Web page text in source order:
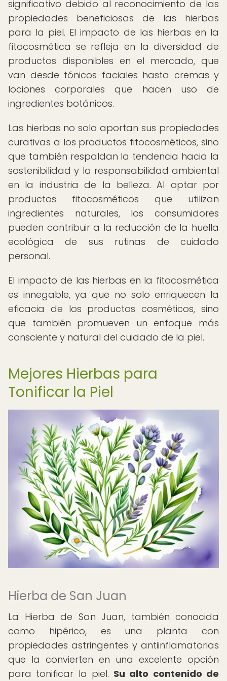
significativo debido al reconocimiento de las
propiedades beneficiosas de las hierbas
para la piel. El impacto de las hierbas en la
fitocosmética se refleja en la diversidad de
productos disponibles en el mercado, que
van desde tónicos faciales hasta cremas y
lociones corporales que hacen uso de
ingredientes botánicos.
Las hierbas no solo aportan sus propiedades
curativas a los productos fitocosméticos, sino
que también respaldan la tendencia hacia la
sostenibilidad y la responsabilidad ambiental
en la industria de la belleza. Al optar por
productos fitocosméticos que utilizan
ingredientes naturales, los consumidores
pueden contribuir a la reducción de la huella
ecológica de sus rutinas de cuidado
personal.
El impacto de las hierbas en la fitocosmética
es innegable, ya que no solo enriquecen la
eficacia de los productos cosméticos, sino
que también promueven un enfoque más
consciente y natural del cuidado de la piel.
Mejores Hierbas para
Tonificar la Piel
Hierba de San Juan
La Hierba de San Juan, también conocida
como hipérico, es una planta con
propiedades astringentes y antiinflamatorias
que la convierten en una excelente opción
para tonificar la piel. Su alto contenido de